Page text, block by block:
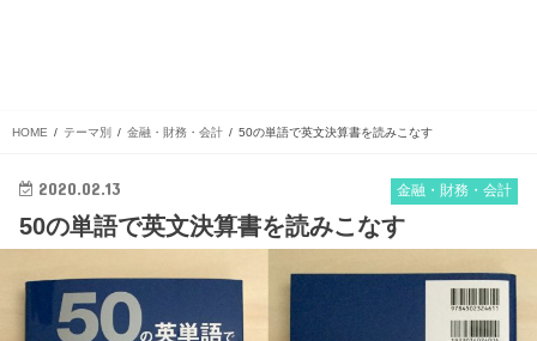
HOME テーマ別 金融・財務・会計 50の単語で英文決算書を読みこなす
金融・財務・会計
2020.02.13
50の単語で英文決算書を読みこなす